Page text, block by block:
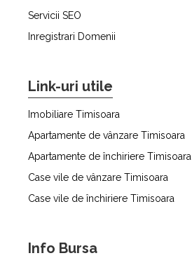
Servicii SEO
Inregistrari Domenii
Link-uri utile
Imobiliare Timisoara
Apartamente de vânzare Timisoara
Apartamente de închiriere Timisoara
Case vile de vânzare Timisoara
Case vile de închiriere Timisoara
Info Bursa